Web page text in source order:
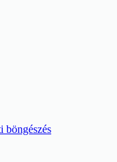
böngészés